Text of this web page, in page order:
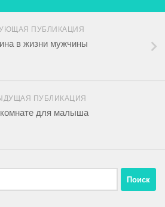
ПУБЛИКАЦИЯ
в жизни мужчины
ПУБЛИКАЦИЯ
для малыша